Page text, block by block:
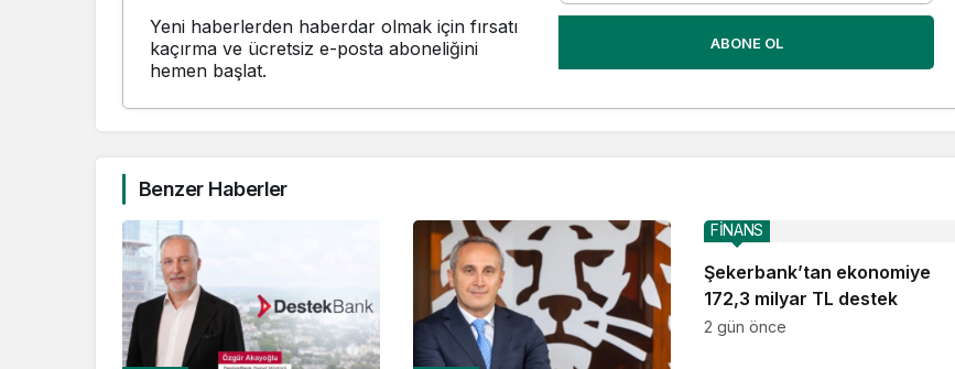
Yeni haberlerden haberdar olmak için fırsatı
kaçırma ve ücretsiz e-posta aboneliğini
hemen başlat.
ABONE OL
Benzer Haberler
Şekerbank’tan ekonomiye
172,3 milyar TL destek
FİNANS
2 gün önce